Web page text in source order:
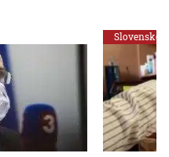
Slovensko